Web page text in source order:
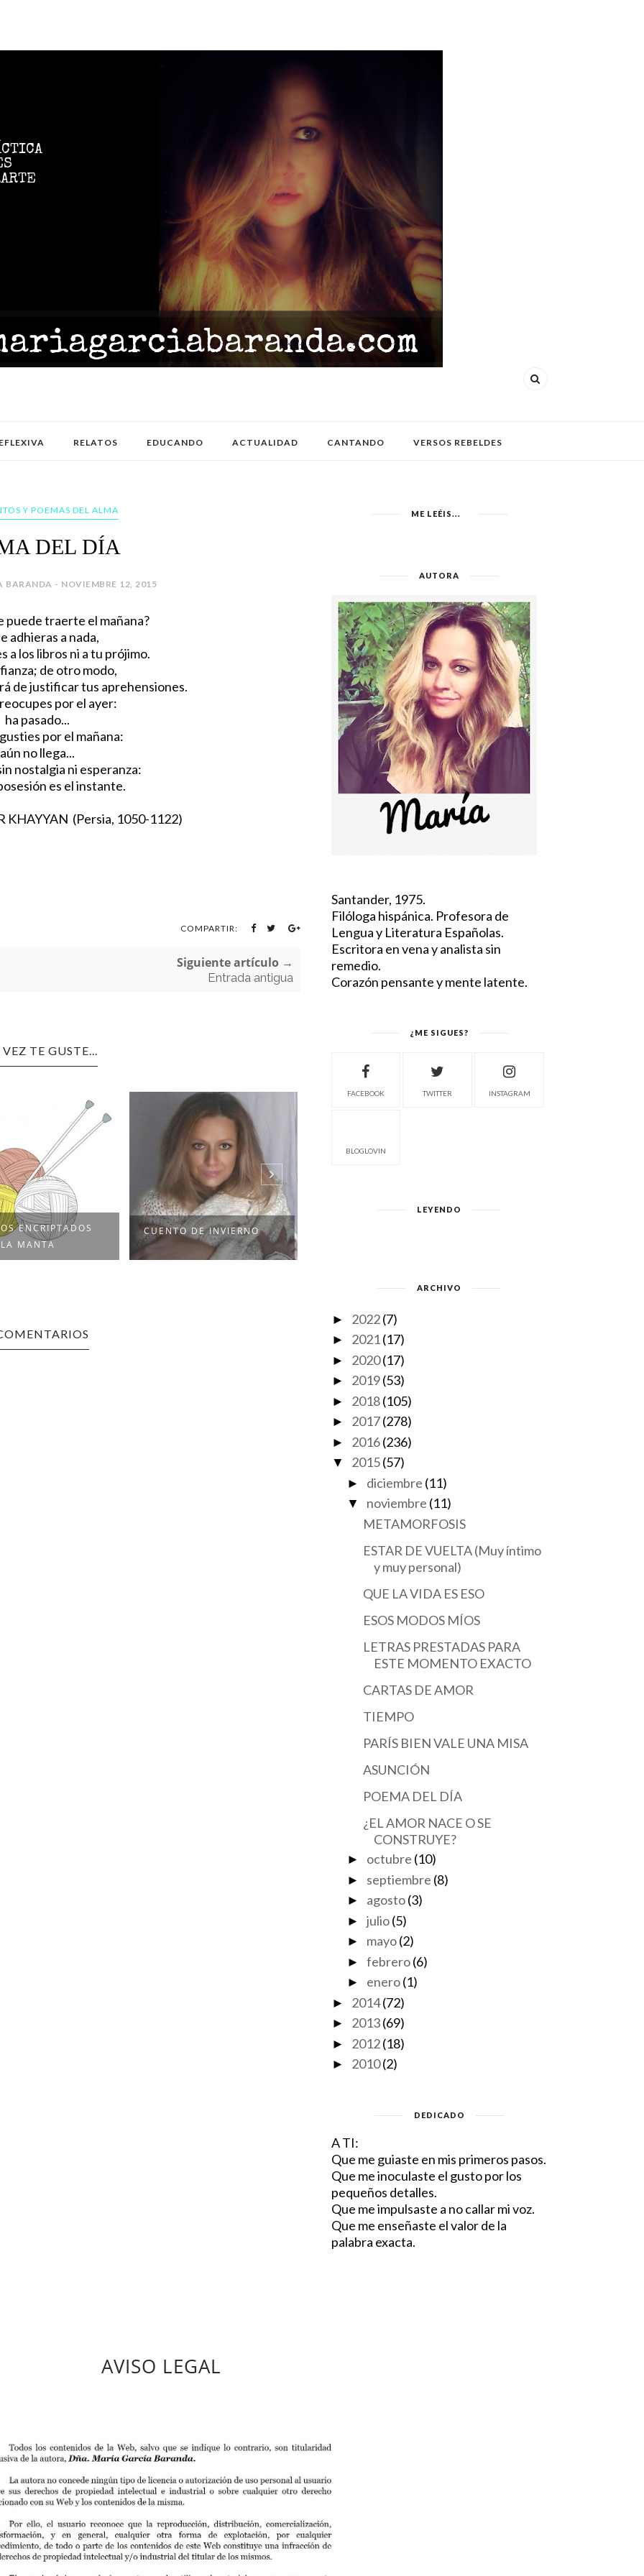
RELATOS EDUCANDO ACTUALIDAD CANTANDO VERSOS REBELDES
Y POEMAS DEL ALMA
DEL DÍA
BARANDA - NOVIEMBRE 12, 2015
puede traerte el mañana?
adhieras a nada,
a los libros ni a tu prójimo.
de otro modo,
de justificar tus aprehensiones.
por el ayer:
ha pasado...
por el mañana:
aún no llega...
nostalgia ni esperanza:
es el instante.
(Persia, 1050-1122)
COMPARTIR:
Siguiente artículo →
Entrada antigua
TE GUSTE...
ENCRIPTADOS
MANTA
CUENTO DE INVIERNO
ME LEÉIS...
AUTORA
Santander, 1975.
Filóloga hispánica. Profesora de
Lengua y Literatura Españolas.
Escritora en vena y analista sin
remedio.
Corazón pensante y mente latente.
¿ME SIGUES?
FACEBOOK TWITTER INSTAGRAM
BLOGLOVIN
LEYENDO
ARCHIVO
► 2022 (7)
► 2021 (17)
► 2020 (17)
► 2019 (53)
► 2018 (105)
► 2017 (278)
► 2016 (236)
▼ 2015 (57)
► diciembre (11)
▼ noviembre (11)
METAMORFOSIS
ESTAR DE VUELTA (Muy íntimo
y muy personal)
QUE LA VIDA ES ESO
ESOS MODOS MÍOS
LETRAS PRESTADAS PARA
ESTE MOMENTO EXACTO
CARTAS DE AMOR
TIEMPO
PARÍS BIEN VALE UNA MISA
ASUNCIÓN
POEMA DEL DÍA
¿EL AMOR NACE O SE
CONSTRUYE?
► octubre (10)
► septiembre (8)
► agosto(3)
►julio(5)
► mayo(2)
►febrero(6)
► enero(1)
► 2014 (72)
► 2013 (69)
► 2012 (18)
► 2010 (2)
DEDICADO
A TI:
Que me guiaste en mis primeros pasos.
Que me inoculaste el gusto por los
pequeños detalles.
Que me impulsaste a no callar mi voz.
Que me enseñaste el valor de la
palabra exacta.
AVISO LEGAL